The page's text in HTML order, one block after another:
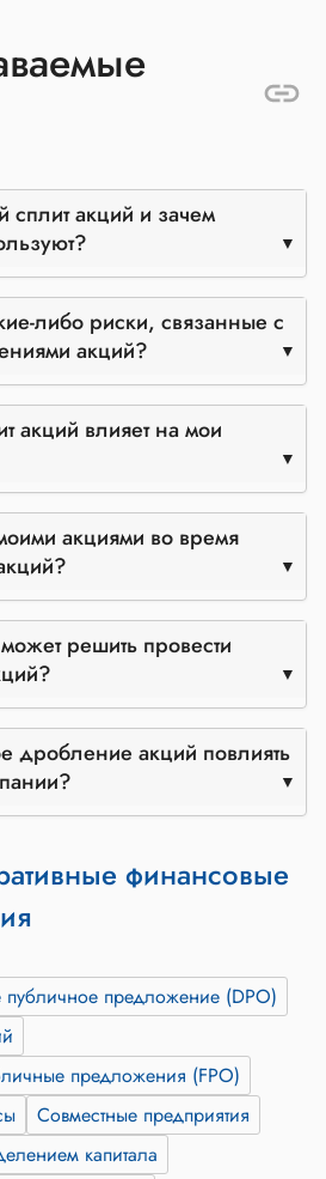
сплит акций и зачем
либо риски, связанные с
акций?
акций влияет на мои
акциями во время
решить провести
дробление акций повлиять
финансовые
предложение (DPO)
предложения (FPO)
Совместные предприятия
капитала